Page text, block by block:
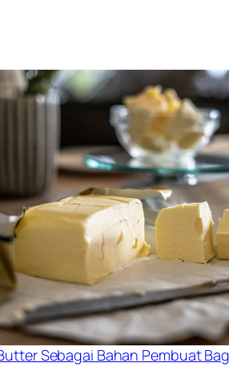
Sebagai Bahan Pembuat